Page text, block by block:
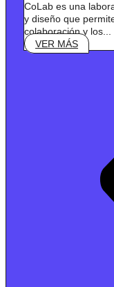
CoLab es una
y diseño que
colaboración y los...
VER MÁS